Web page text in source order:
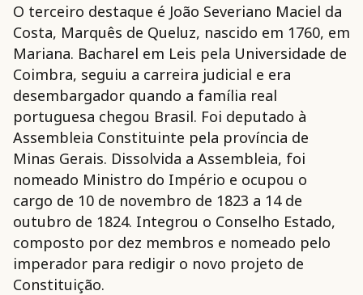
O terceiro destaque é João Severiano Maciel da
Costa, Marquês de Queluz, nascido em 1760, em
Mariana. Bacharel em Leis pela Universidade de
Coimbra, seguiu a carreira judicial e era
desembargador quando a família real
portuguesa chegou Brasil. Foi deputado à
Assembleia Constituinte pela província de
Minas Gerais. Dissolvida a Assembleia, foi
nomeado Ministro do Império e ocupou o
cargo de 10 de novembro de 1823 a 14 de
outubro de 1824. Integrou o Conselho Estado,
composto por dez membros e nomeado pelo
imperador para redigir o novo projeto de
Constituição.